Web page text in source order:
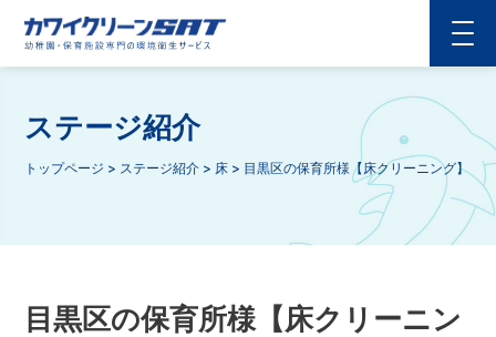
ステージ紹介
トップページ > ステージ紹介 > 床 > 目黒区の保育所様【床クリーニング】
目黒区の保育所様【床クリーニン